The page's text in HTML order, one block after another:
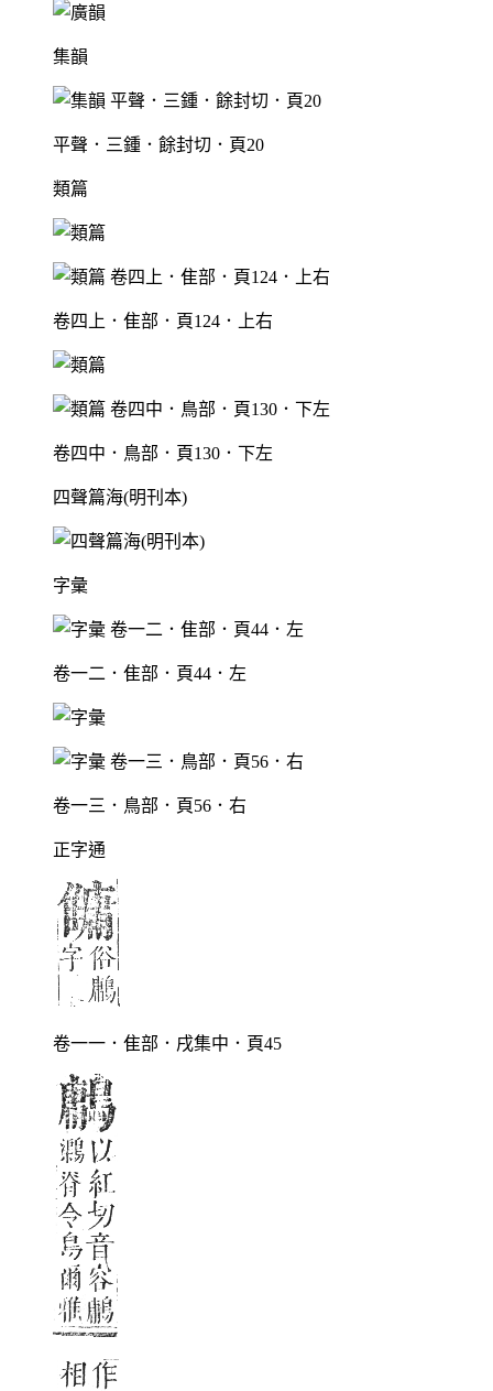
集韻
平聲．三鍾．餘封切．頁20
類篇
卷四上．隹部．頁124．上右
卷四中．鳥部．頁130．下左
四聲篇海(明刊本)
字彙
卷一二．隹部．頁44．左
卷一三．鳥部．頁56．右
正字通
卷一一．隹部．戌集中．頁45